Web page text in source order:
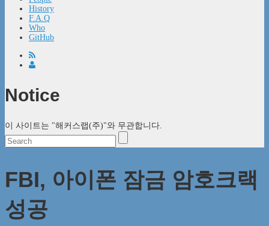
History
F.A.Q
Who
GitHub
Notice
이 사이트는 "해커스랩(주)"와 무관합니다.
FBI, 아이폰 잠금 암호크랙
성공